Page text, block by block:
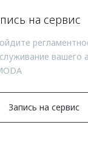
на сервис
вашего
Запись на сервис